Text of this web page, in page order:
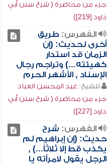
جزء من محاضرة ( شرح سنن أبي
داود [219])
الفهرس: طريق
أخرى لحديث: (إن
الزمان قد استدار
كهيئته...) وتراجم رجال
الإسناد , الأشهر الحرم
للشيخ: عبد المحسن العباد
جزء من محاضرة ( شرح سنن أبي
داود [227])
الفهرس: شرح
حديث: (إن إبراهيم لم
يكذب قط إلا ثلاثاً...) ,
الرجل يقول لامرأته يا